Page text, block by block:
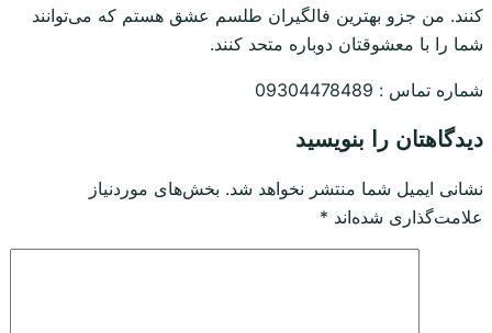
کنند. من جزو بهترین فالگیران طلسم عشق هستم که می‌توانند
شما را با معشوقتان دوباره متحد کنند.
شماره تماس : 09304478489
دیدگاهتان را بنویسید
نشانی ایمیل شما منتشر نخواهد شد. بخش‌های موردنیاز
علامت‌گذاری شده‌اند *